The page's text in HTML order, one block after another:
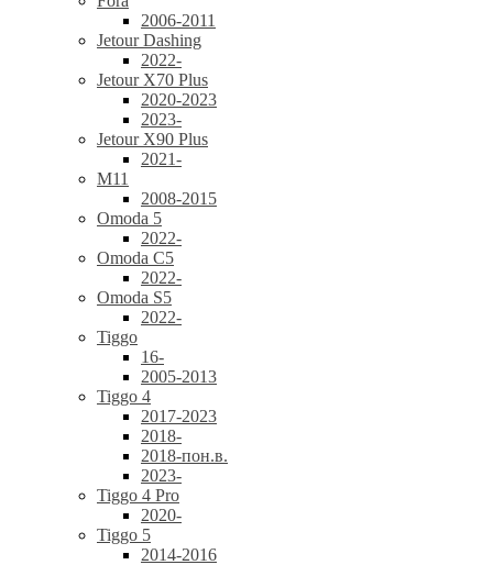
2006-2011
Jetour Dashing
2022-
Jetour X70 Plus
2020-2023
2023-
Jetour X90 Plus
2021-
M11
2008-2015
Omoda 5
2022-
Omoda C5
2022-
Omoda S5
2022-
Tiggo
16-
2005-2013
Tiggo 4
2017-2023
2018-
2018-пон.в.
2023-
Tiggo 4 Pro
2020-
Tiggo 5
2014-2016